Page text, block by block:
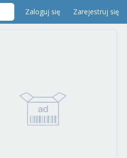
Zaloguj się Zarejestruj się